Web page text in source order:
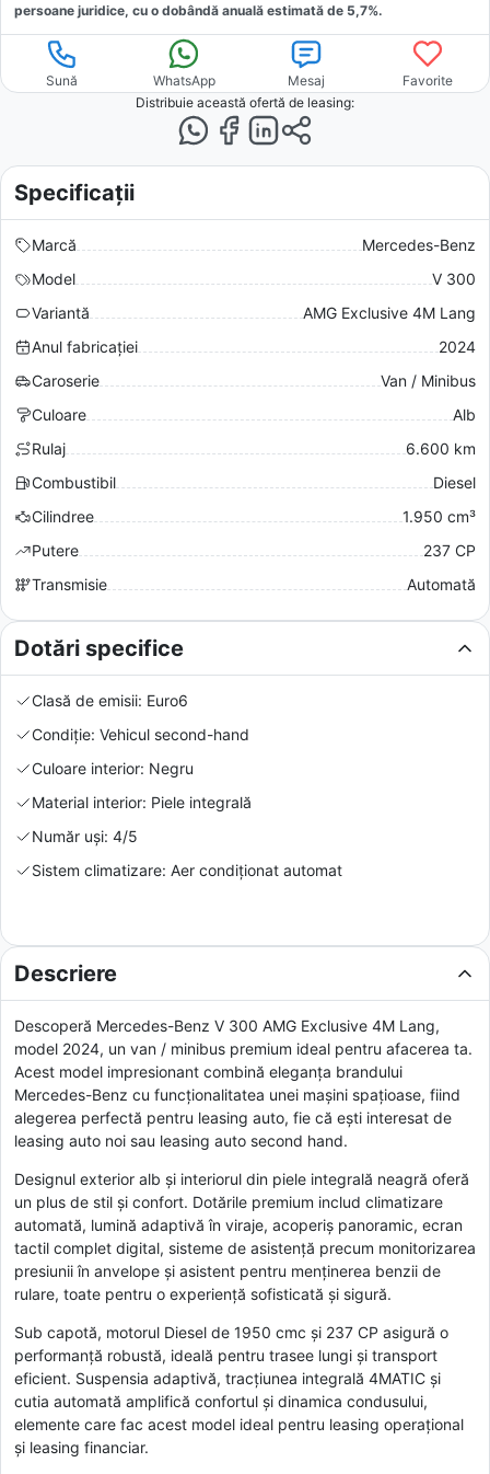
persoane juridice, cu o dobândă anuală estimată de 5,7%.
Sună WhatsApp Mesaj
Favorite
Distribuie această ofertă de leasing:
Specificații
Marcă
Mercedes-Benz
Model
V 300
Variantă
AMG Exclusive 4M Lang
Anul fabricației
2024
Caroserie
Van / Minibus
Culoare
Alb
Rulaj
6.600 km
Combustibil
Diesel
Cilindree
1.950 cm³
Putere
237 CP
Transmisie
Automată
Dotări specifice
Clasă de emisii: Euro6
Condiție: Vehicul second-hand
Culoare interior: Negru
Material interior: Piele integrală
Număr uși: 4/5
Sistem climatizare: Aer condiționat automat
Descriere
Descoperă Mercedes-Benz V 300 AMG Exclusive 4M Lang,
model 2024, un van / minibus premium ideal pentru afacerea ta.
Acest model impresionant combină eleganța brandului
Mercedes-Benz cu funcționalitatea unei mașini spațioase, fiind
alegerea perfectă pentru leasing auto, fie că ești interesat de
leasing auto noi sau leasing auto second hand.
Designul exterior alb și interiorul din piele integrală neagră oferă
un plus de stil și confort. Dotările premium includ climatizare
automată, lumină adaptivă în viraje, acoperiș panoramic, ecran
tactil complet digital, sisteme de asistență precum monitorizarea
presiunii în anvelope și asistent pentru menținerea benzii de
rulare, toate pentru o experiență sofisticată și sigură.
Sub capotă, motorul Diesel de 1950 cmc și 237 CP asigură o
performanță robustă, ideală pentru trasee lungi și transport
eficient. Suspensia adaptivă, tracțiunea integrală 4MATIC și
cutia automată amplifică confortul și dinamica condusului,
elemente care fac acest model ideal pentru leasing operațional
și leasing financiar.